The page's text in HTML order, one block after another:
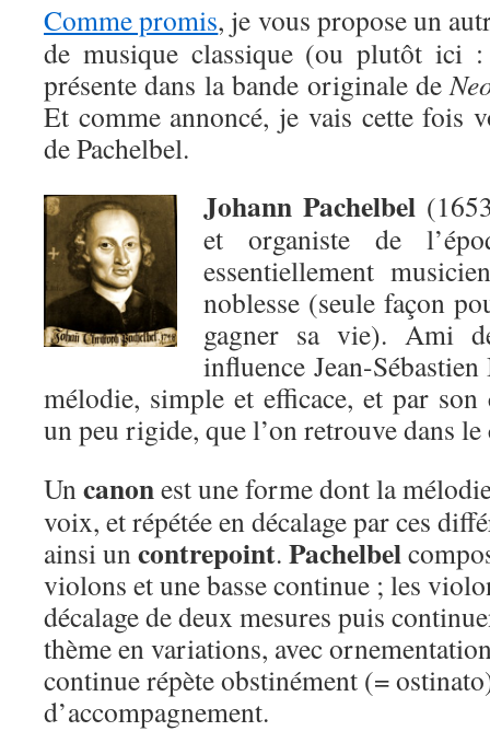
Comme promis, je vous propose un
de musique classique (ou plutôt ici
présente dans la bande originale de
Et comme annoncé, je vais cette fois
de Pachelbel.
Johann Pachelbel
et organiste de
essentiellement
noblesse (seule façon
gagner sa vie). Ami
influence Jean-
mélodie, simple et efficace, et par
un peu rigide, que l’on retrouve dans le
Uncanonest une forme dont la
voix, et répétée en décalage par ces
ainsi uncontrepoint. Pachelbel
violons et une basse continue ; les
décalage de deux mesures puis
thème en variations, avec
continue répète obstinément (=
d’accompagnement.